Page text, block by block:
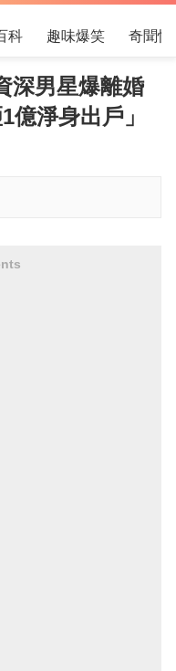
科 趣味爆笑 奇聞怪
深男星爆離婚
淨身出戶」